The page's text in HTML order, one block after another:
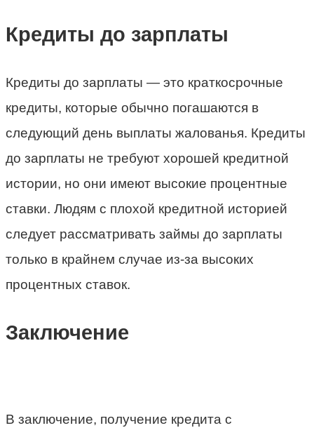
Кредиты до зарплаты
Кредиты до зарплаты — это краткосрочные
кредиты, которые обычно погашаются в
следующий день выплаты жалованья. Кредиты
до зарплаты не требуют хорошей кредитной
истории, но они имеют высокие процентные
ставки. Людям с плохой кредитной историей
следует рассматривать займы до зарплаты
только в крайнем случае из-за высоких
процентных ставок.
Заключение
В заключение, получение кредита с